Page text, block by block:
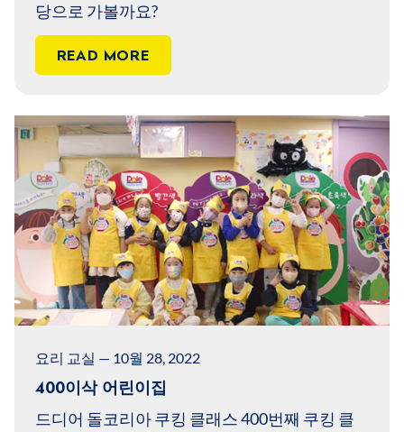
당으로 가볼까요?
READ MORE
요리 교실 — 10월 28, 2022
400이삭 어린이집
드디어 돌코리아 쿠킹 클래스 400번째 쿠킹 클